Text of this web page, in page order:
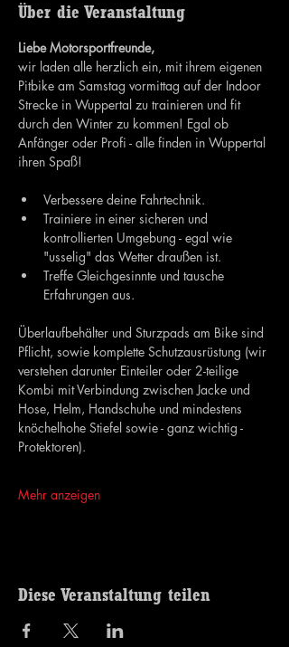
Über die Veranstaltung
Liebe Motorsportfreunde,
wir laden alle herzlich ein, mit ihrem eigenen
Pitbike am Samstag vormittag auf der Indoor
Strecke in Wuppertal zu trainieren und fit
durch den Winter zu kommen! Egal ob
Anfänger oder Profi - alle finden in Wuppertal
ihren Spaß!
Verbessere deine Fahrtechnik.
Trainiere in einer sicheren und
kontrollierten Umgebung - egal wie
"usselig" das Wetter draußen ist.
Treffe Gleichgesinnte und tausche
Erfahrungen aus.
Überlaufbehälter und Sturzpads am Bike sind
Pflicht, sowie komplette Schutzausrüstung (wir
verstehen darunter Einteiler oder 2-teilige
Kombi mit Verbindung zwischen Jacke und
Hose, Helm, Handschuhe und mindestens
knöchelhohe Stiefel sowie - ganz wichtig -
Protektoren).
Mehr anzeigen
Diese Veranstaltung teilen